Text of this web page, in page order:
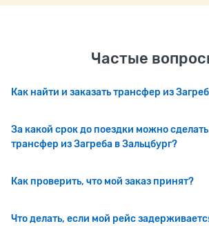
Частые
Как найти и заказать трансфер из
За какой срок до поездки можно сделать
трансфер из Загреба в Зальцбург?
Как проверить, что мой заказ принят?
Что делать, если мой рейс